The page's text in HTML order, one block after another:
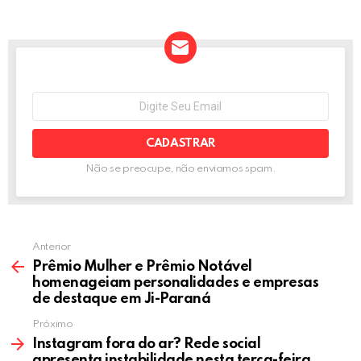
k
n
p
NEWSLETTER
mail:
Não se preocupe, não enviamos spam.
Anterior
Prêmio Mulher e Prêmio Notável
homenageiam personalidades e empresas
de destaque em Ji-Paraná
Próximo
Instagram fora do ar? Rede social